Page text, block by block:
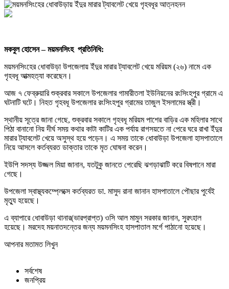
মকবুল হোসেন – ময়মনসিংহ প্রতিনিধি:
ময়মনসিংহের ধোবাউড়া উপজেলায় ইঁদুর মারার ট্যাবলেট খেয়ে মরিয়ম (২৬) নামে এক
গৃহবধূ আত্মহত্যা করেছেন।
আজ ৭ ফেব্রুয়ারি শুক্রবার সকালে উপজেলার গামারীতলা ইউনিয়নের রংসিংহপুর গ্রামে এ
ঘটনাটি ঘটে। নিহত গৃহবধূ উপজেলার রংসিংহপুর গ্রামের তাজুল ইসলামের স্ত্রী।
স্থানীয় সূত্রে জানা গেছে, শুক্রবার সকালে গৃহবধূ মরিয়ম পাশের বাড়ির এক মহিলার সাথে
পিঠা বানানো নিয় দীর্ঘ সময় কথার কাটা কাটির এক পর্যায় রাগসয়তে না পেরে ঘরে রাখা ইঁদুর
মারার ট্যাবলেট খেয়ে অসুস্থ হয়ে পড়েন। এ সময় তাকে ধোবাউড়া উপজেলা হাসপাতালে
নিয়ে আসলে কর্তব্যরত ডাক্তার তাকে মৃত ঘোষনা করেন।
ইউপি সদস্য উজ্জল মিয়া জানান, যতটুকু জানতে পেরেছি ঝগড়াঝাটি করে বিষপানে মারা
গেছে।
উপজেলা স্বাস্থ্যকম্প্লেক্সে কর্তব্যরত ডা. মাসুদ রানা জানান হাসপাতালে পৌছার পুর্বেই
মৃত্যু হয়েছে।
এ ব্যাপারে ধোবাউড়া থানার(ভারপ্রাপ্ত) ওসি আল মামুন সরকার জানান, সুরৎহাল
হয়েছে। মরদেহ ময়নাতদন্তের জন্য ময়মনসিংহ হাসপাতাল মর্গে পাঠানো হয়েছে।
আপনার মতামত লিখুন
সর্বশেষ
জনপ্রিয়